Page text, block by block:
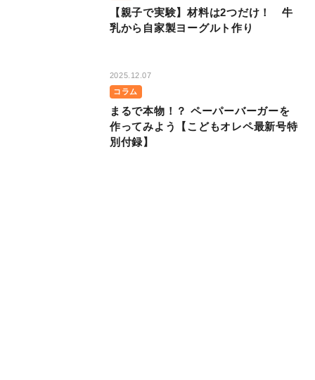
【親子で実験】材料は2つだけ！ 牛
乳から自家製ヨーグルト作り
2025.12.07
コラム
まるで本物！？ ペーパーバーガーを
作ってみよう【こどもオレペ最新号特
別付録】